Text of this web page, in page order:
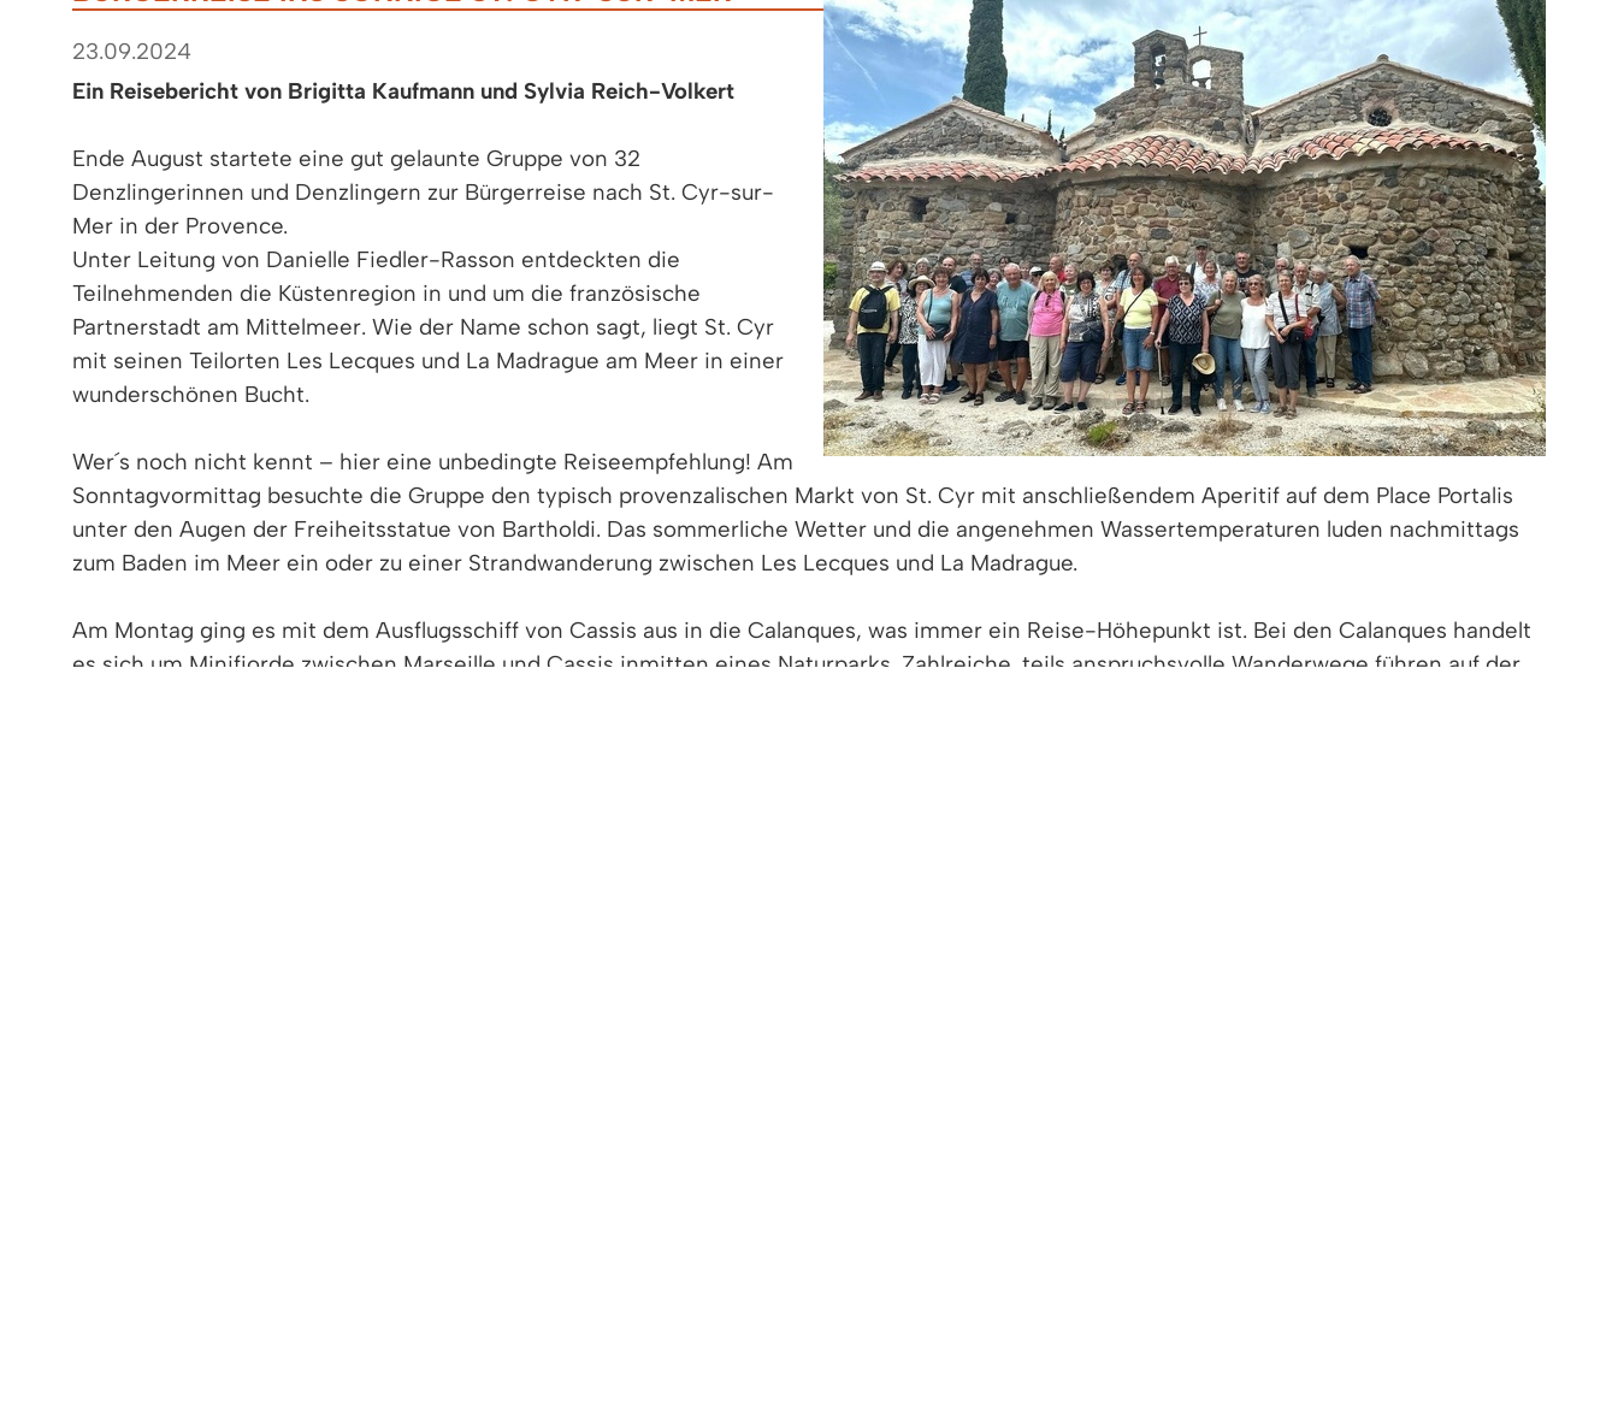
23.09.2024
Ein Reisebericht von Brigitta Kaufmann und Sylvia Reich-Volkert
Ende August startete eine gut gelaunte Gruppe von 32
Denzlingerinnen und Denzlingern zur Bürgerreise nach St. Cyr-sur-
Mer in der Provence.
Unter Leitung von Danielle Fiedler-Rasson entdeckten die
Teilnehmenden die Küstenregion in und um die französische
Partnerstadt am Mittelmeer. Wie der Name schon sagt, liegt St. Cyr
mit seinen Teilorten Les Lecques und La Madrague am Meer in einer
wunderschönen Bucht.
Wer´s noch nicht kennt – hier eine unbedingte Reiseempfehlung! Am
Sonntagvormittag besuchte die Gruppe den typisch provenzalischen Markt von St. Cyr mit anschließendem Aperitif auf dem Place Portalis
unter den Augen der Freiheitsstatue von Bartholdi. Das sommerliche Wetter und die angenehmen Wassertemperaturen luden nachmittags
zum Baden im Meer ein oder zu einer Strandwanderung zwischen Les Lecques und La Madrague.
Am Montag ging es mit dem Ausflugsschiff von Cassis aus in die Calanques, was immer ein Reise-Höhepunkt ist. Bei den Calanques handelt
es sich um Minifjorde zwischen Marseille und Cassis inmitten eines Naturparks. Zahlreiche, teils anspruchsvolle Wanderwege führen auf der